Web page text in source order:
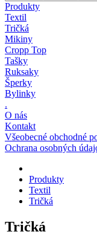
Produkty
Textil
Tričká
Mikiny
Cropp Top
Tašky
Ruksaky
Šperky
Bylinky
.
O nás
Kontakt
Všeobecné obchodné
Ochrana osobných
Produkty
Textil
Tričká
Tričká